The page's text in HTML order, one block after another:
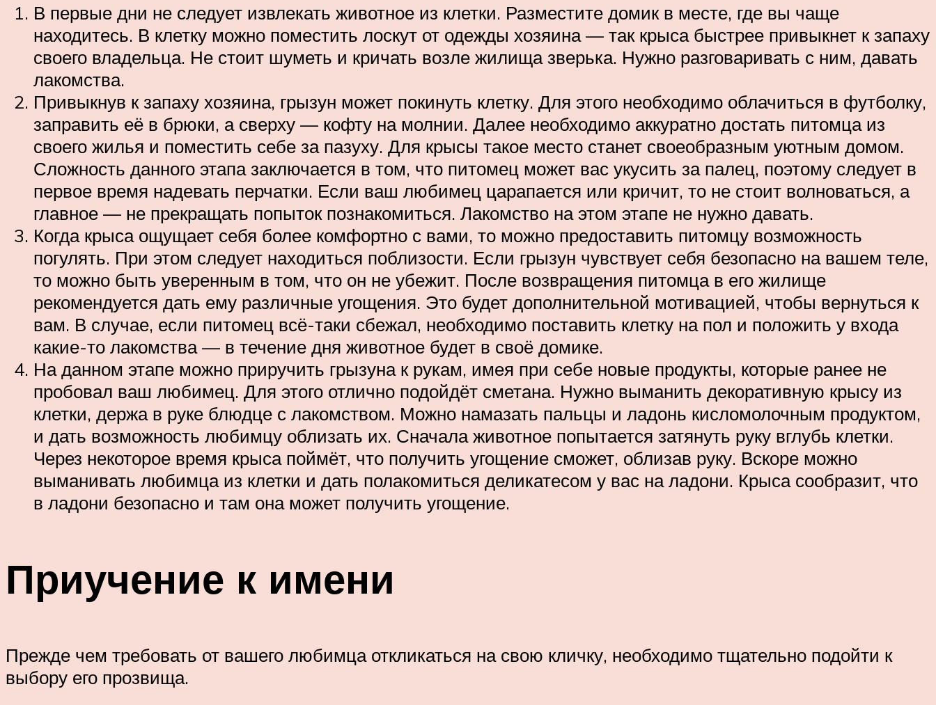
В первые дни не следует извлекать животное из клетки. Разместите домик в месте, где вы чаще
находитесь. В клетку можно поместить лоскут от одежды хозяина — так крыса быстрее привыкнет к запаху
своего владельца. Не стоит шуметь и кричать возле жилища зверька. Нужно разговаривать с ним, давать
лакомства.
Привыкнув к запаху хозяина, грызун может покинуть клетку. Для этого необходимо облачиться в футболку,
заправить её в брюки, а сверху — кофту на молнии. Далее необходимо аккуратно достать питомца из
своего жилья и поместить себе за пазуху. Для крысы такое место станет своеобразным уютным домом.
Сложность данного этапа заключается в том, что питомец может вас укусить за палец, поэтому следует в
первое время надевать перчатки. Если ваш любимец царапается или кричит, то не стоит волноваться, а
главное — не прекращать попыток познакомиться. Лакомство на этом этапе не нужно давать.
Когда крыса ощущает себя более комфортно с вами, то можно предоставить питомцу возможность
погулять. При этом следует находиться поблизости. Если грызун чувствует себя безопасно на вашем теле,
то можно быть уверенным в том, что он не убежит. После возвращения питомца в его жилище
рекомендуется дать ему различные угощения. Это будет дополнительной мотивацией, чтобы вернуться к
вам. В случае, если питомец всё-таки сбежал, необходимо поставить клетку на пол и положить у входа
какие-то лакомства — в течение дня животное будет в своё домике.
На данном этапе можно приручить грызуна к рукам, имея при себе новые продукты, которые ранее не
пробовал ваш любимец. Для этого отлично подойдёт сметана. Нужно выманить декоративную крысу из
клетки, держа в руке блюдце с лакомством. Можно намазать пальцы и ладонь кисломолочным продуктом,
и дать возможность любимцу облизать их. Сначала животное попытается затянуть руку вглубь клетки.
Через некоторое время крыса поймёт, что получить угощение сможет, облизав руку. Вскоре можно
выманивать любимца из клетки и дать полакомиться деликатесом у вас на ладони. Крыса сообразит, что
в ладони безопасно и там она может получить угощение.
Приучение к имени
Прежде чем требовать от вашего любимца откликаться на свою кличку, необходимо тщательно подойти к
выбору его прозвища.